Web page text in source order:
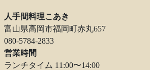
人手間料理こあき
富山県高岡市福岡町赤丸657
080-5784-2833
営業時間
ランチタイム 11:00〜14:00